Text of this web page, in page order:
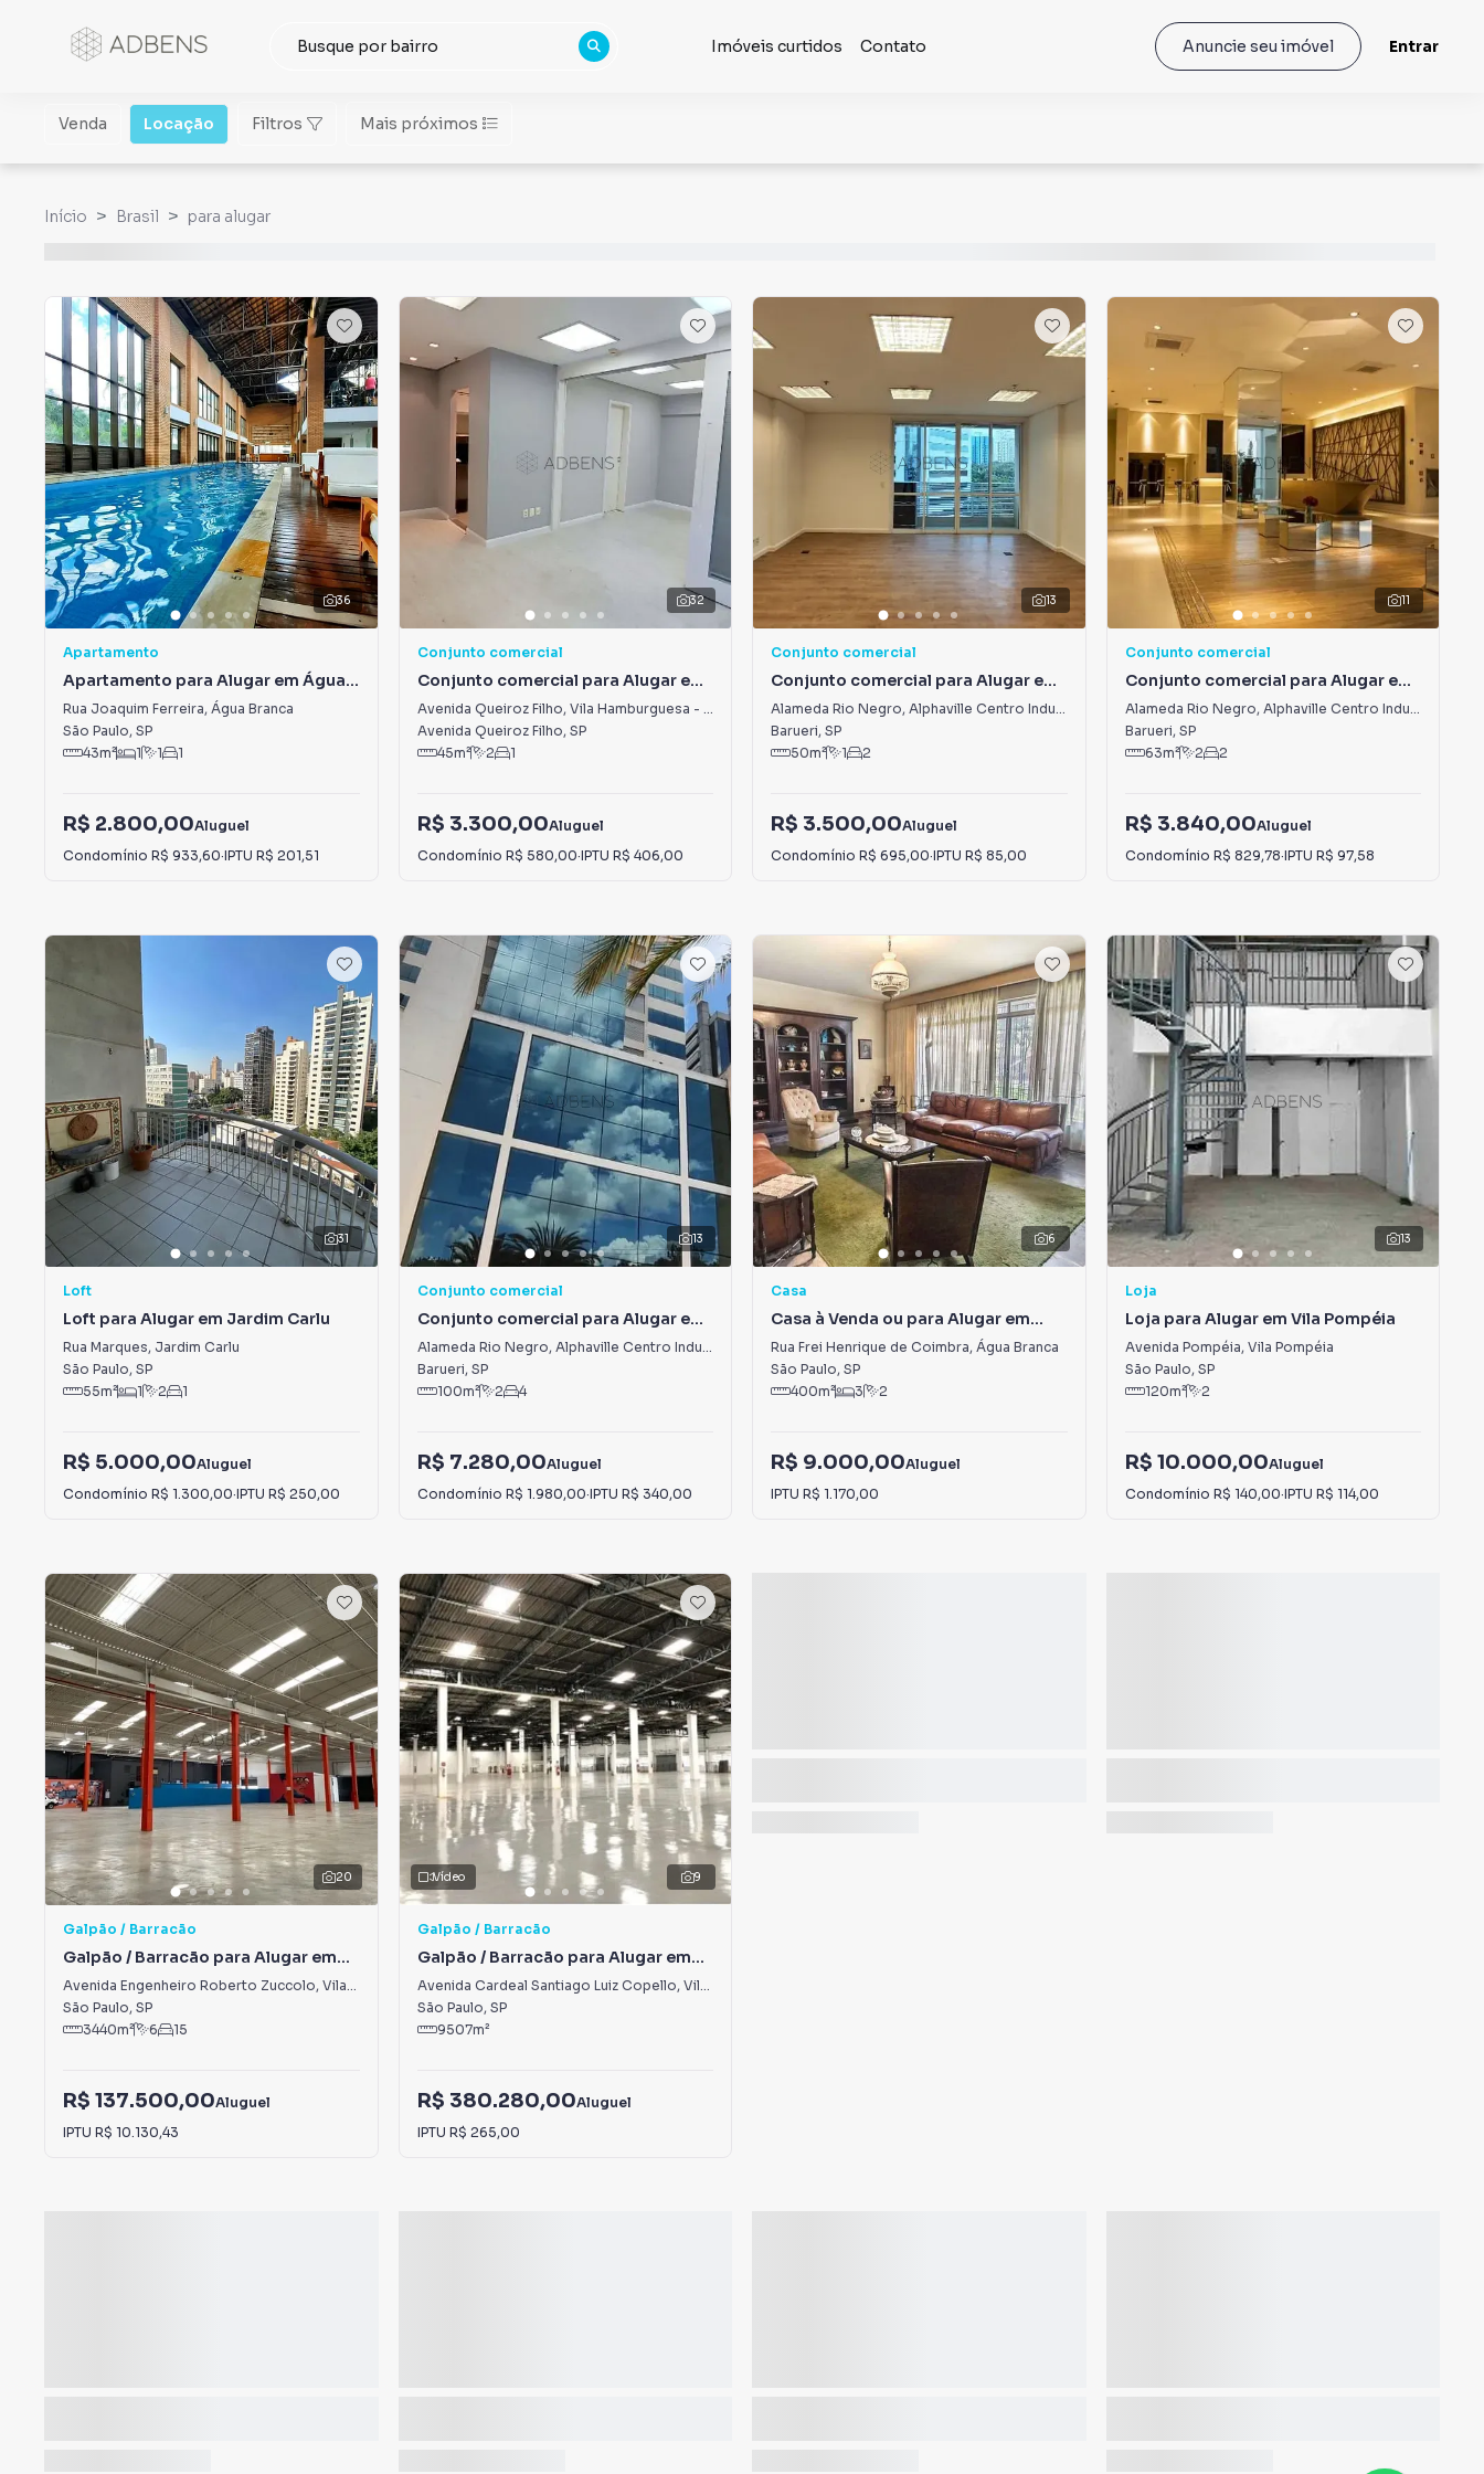
Imóveis curtidos Contato Anuncie seu imóvel Entrar
Venda Locação Filtros Mais próximos
Início Brasil para alugar
36
Apartamento
Apartamento para Alugar em Água
Branca
Rua Joaquim Ferreira, Água Branca
São Paulo, SP
43m² 1 1 1
R$ 2.800,00Aluguel
Condomínio R$ 933,60·IPTU R$ 201,51
32
Conjunto comercial
Conjunto comercial para Alugar em
Vila Hamburguesa - Parque Villa
Lobos
Avenida Queiroz Filho, Vila Hamburguesa - Parque Villa Lobos
Avenida Queiroz Filho, SP
45m² 2 1
R$ 3.300,00Aluguel
Condomínio R$ 580,00·IPTU R$ 406,00
13
Conjunto comercial
Conjunto comercial para Alugar em
Alphaville Centro Industrial e
Empresarial/Alphaville.
Alameda Rio Negro, Alphaville Centro Industrial e Empresarial/Alphaville.
Barueri, SP
50m² 1 2
R$ 3.500,00Aluguel
Condomínio R$ 695,00·IPTU R$ 85,00
11
Conjunto comercial
Conjunto comercial para Alugar em
Alphaville Centro Industrial e
Empresarial/Alphaville.
Alameda Rio Negro, Alphaville Centro Industrial e Empresarial/Alphaville.
Barueri, SP
63m² 2 2
R$ 3.840,00Aluguel
Condomínio R$ 829,78·IPTU R$ 97,58
31
Loft
Loft para Alugar em Jardim Carlu
Rua Marques, Jardim Carlu
São Paulo, SP
55m² 1 2 1
R$ 5.000,00Aluguel
Condomínio R$ 1.300,00·IPTU R$ 250,00
13
Conjunto comercial
Conjunto comercial para Alugar em
Alphaville Centro Industrial e
Empresarial/Alphaville.
Alameda Rio Negro, Alphaville Centro Industrial e Empresarial/Alphaville.
Barueri, SP
100m² 2 4
R$ 7.280,00Aluguel
Condomínio R$ 1.980,00·IPTU R$ 340,00
6
Casa
Casa à Venda ou para Alugar em
Água Branca
Rua Frei Henrique de Coimbra, Água Branca
São Paulo, SP
400m² 3 2
R$ 9.000,00Aluguel
IPTU R$ 1.170,00
13
Loja
Loja para Alugar em Vila Pompéia
Avenida Pompéia, Vila Pompéia
São Paulo, SP
120m² 2
R$ 10.000,00Aluguel
Condomínio R$ 140,00·IPTU R$ 114,00
20
Galpão / Barracão
Galpão / Barracão para Alugar em
Vila Leopoldina
Avenida Engenheiro Roberto Zuccolo, Vila Leopoldina
São Paulo, SP
3440m² 6 15
R$ 137.500,00Aluguel
IPTU R$ 10.130,43
9
Vídeo
Galpão / Barracão
Galpão / Barracão para Alugar em
Vila Ribeiro de Barros
Avenida Cardeal Santiago Luiz Copello, Vila Ribeiro de Barros
São Paulo, SP
9507m²
R$ 380.280,00Aluguel
IPTU R$ 265,00